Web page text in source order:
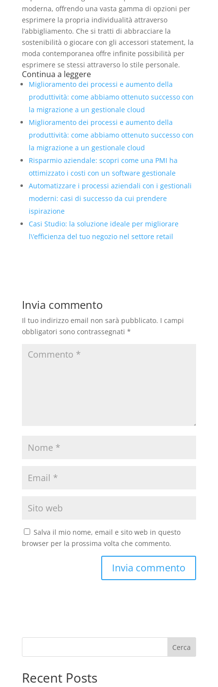
moderna, offrendo una vasta gamma di opzioni per
esprimere la propria individualità attraverso
l’abbigliamento. Che si tratti di abbracciare la
sostenibilità o giocare con gli accessori statement, la
moda contemporanea offre infinite possibilità per
esprimere se stessi attraverso lo stile personale.
Continua a leggere
Miglioramento dei processi e aumento della
produttività: come abbiamo ottenuto successo con
la migrazione a un gestionale cloud
Miglioramento dei processi e aumento della
produttività: come abbiamo ottenuto successo con
la migrazione a un gestionale cloud
Risparmio aziendale: scopri come una PMI ha
ottimizzato i costi con un software gestionale
Automatizzare i processi aziendali con i gestionali
moderni: casi di successo da cui prendere
ispirazione
Casi Studio: la soluzione ideale per migliorare
l\’efficienza del tuo negozio nel settore retail
Invia commento
Il tuo indirizzo email non sarà pubblicato. I campi
obbligatori sono contrassegnati *
Salva il mio nome, email e sito web in questo
browser per la prossima volta che commento.
Cerca
Recent Posts